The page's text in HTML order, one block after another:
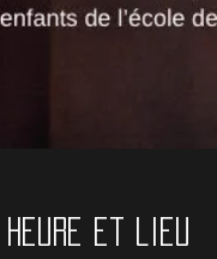
Heure et lieu